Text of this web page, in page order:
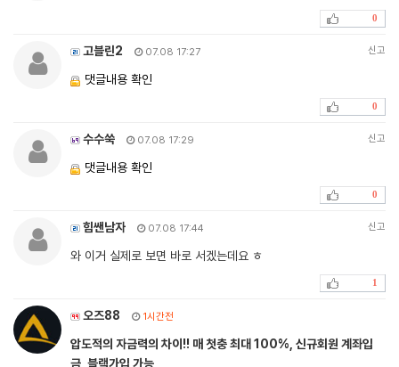
0
고블린2 07.08 17:27 신고
댓글내용 확인
0
수수쑥 07.08 17:29 신고
댓글내용 확인
0
힘쌘남자 07.08 17:44 신고
와 이거 실제로 보면 바로 서겠는데요 ㅎ
1
오즈88 1시간전
압도적의 자금력의 차이!! 매 첫충 최대 100%, 신규회원 계좌입
금, 블랙가입 가능